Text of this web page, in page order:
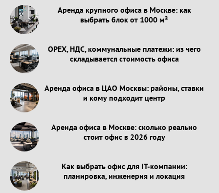
Аренда крупного офиса в Москве: как
выбрать блок от 1000 м²
OPEX, НДС, коммунальные платежи: из чего
складывается стоимость офиса
Аренда офиса в ЦАО Москвы: районы, ставки
и кому подходит центр
Аренда офиса в Москве: сколько реально
стоит офис в 2026 году
Как выбрать офис для IT-компании:
планировка, инженерия и локация